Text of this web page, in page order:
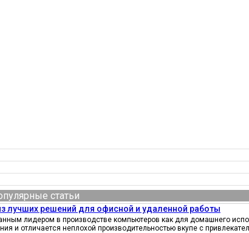
статьи
лучших решений для офисной и удаленной работы
лидером в производстве компьютеров как для домашнего
и отличается неплохой производительностью вкупе с